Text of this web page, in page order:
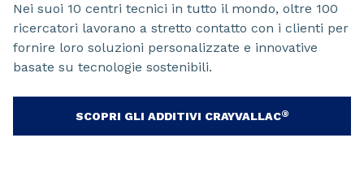
Nei suoi 10 centri tecnici in tutto il mondo, oltre 100
ricercatori lavorano a stretto contatto con i clienti per
fornire loro soluzioni personalizzate e innovative
basate su tecnologie sostenibili.
SCOPRI GLI ADDITIVI CRAYVALLAC®